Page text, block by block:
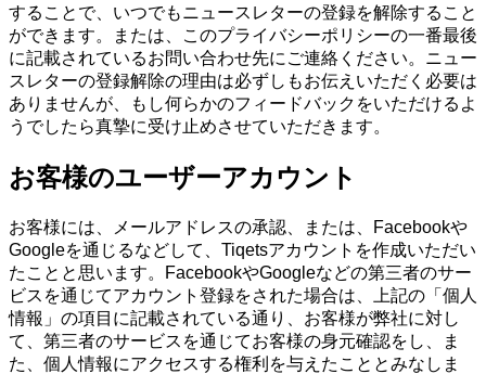
することで、いつでもニュースレターの登録を解除すること
ができます。または、このプライバシーポリシーの一番最後
に記載されているお問い合わせ先にご連絡ください。ニュー
スレターの登録解除の理由は必ずしもお伝えいただく必要は
ありませんが、もし何らかのフィードバックをいただけるよ
うでしたら真摯に受け止めさせていただきます。
お客様のユーザーアカウント
お客様には、メールアドレスの承認、または、Facebookや
Googleを通じるなどして、Tiqetsアカウントを作成いただい
たことと思います。FacebookやGoogleなどの第三者のサー
ビスを通じてアカウント登録をされた場合は、上記の「個人
情報」の項目に記載されている通り、お客様が弊社に対し
て、第三者のサービスを通じてお客様の身元確認をし、ま
た、個人情報にアクセスする権利を与えたこととみなしま